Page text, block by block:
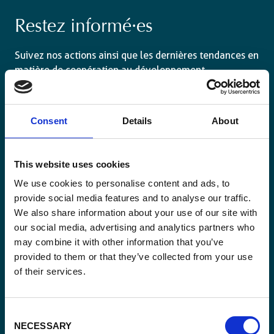
Consent Details About
This website uses cookies
We use cookies to personalise content and ads, to
provide social media features and to analyse our traffic.
We also share information about your use of our site with
our social media, advertising and analytics partners who
may combine it with other information that you’ve
provided to them or that they’ve collected from your use
of their services.
Selection
NECESSARY
Restez informé·es
Suivez nos actions ainsi que les dernières tendances en
matière de coopération au développement.
*
Consent
*
Oui, je m'inscris à la newsletter*
CAPTCHA